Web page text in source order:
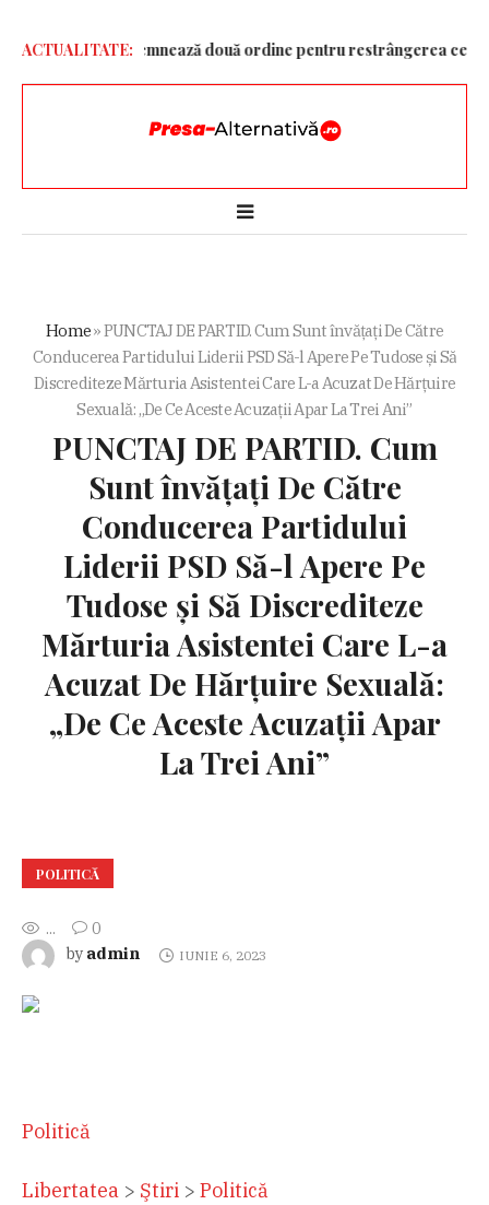
ACTUALITATE:
Trump semnează două ordine pentru restrângerea
Home»PUNCTAJ DE PARTID. Cum Sunt învățați De Către
Conducerea Partidului Liderii PSD Să-l Apere Pe Tudose și Să
Discrediteze Mărturia Asistentei Care L-a Acuzat De Hărțuire
Sexuală: „De Ce Aceste Acuzații Apar La Trei Ani”
PUNCTAJ DE PARTID. Cum
Sunt învățați De Către
Conducerea Partidului
Liderii PSD Să-l Apere Pe
Tudose și Să Discrediteze
Mărturia Asistentei Care L-a
Acuzat De Hărțuire Sexuală:
„De Ce Aceste Acuzații Apar
La Trei Ani”
POLITICĂ
...
0
by admin IUNIE 6, 2023
Politică
Libertatea > Ştiri > Politică